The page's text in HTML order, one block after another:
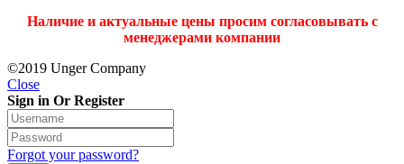
Наличие и актуальные цены просим согласовывать с
менеджерами компании
©2019 Unger Company
Close
Sign in Or Register
Forgot your password?